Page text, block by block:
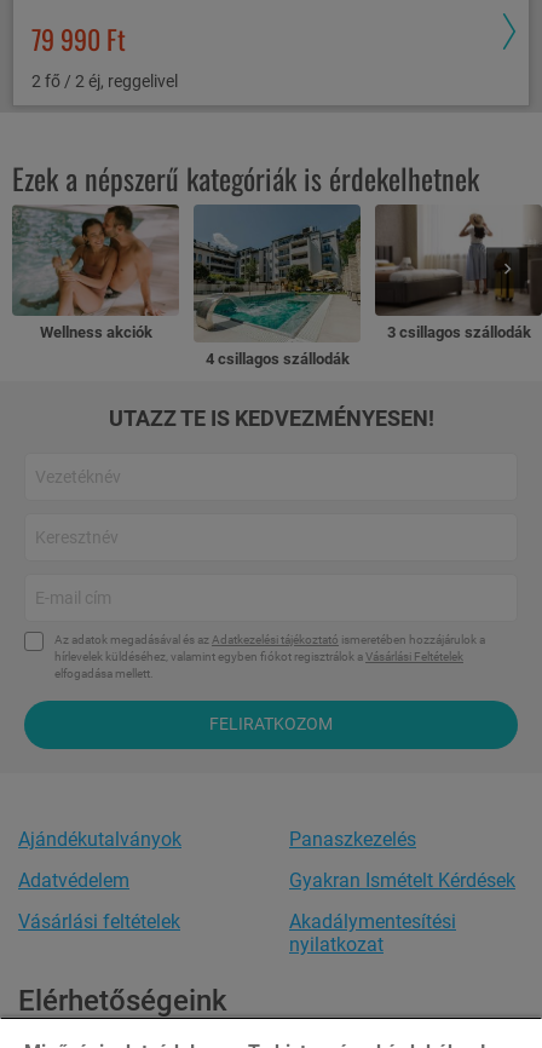
79 990 Ft
2 fő / 2 éj, reggelivel
Ezek a népszerű kategóriák is érdekelhetnek
Wellness akciók
4 csillagos szállodák
3 csillagos szállodák
UTAZZ TE IS KEDVEZMÉNYESEN!
Az adatok megadásával és az Adatkezelési tájékoztató ismeretében hozzájárulok a
hírlevelek küldéséhez, valamint egyben fiókot regisztrálok aVásárlási Feltételek
elfogadása mellett.
FELIRATKOZOM
Ajándékutalványok
Adatvédelem
Vásárlási feltételek
Panaszkezelés
Gyakran Ismételt Kérdések
Akadálymentesítési
nyilatkozat
Elérhetőségeink